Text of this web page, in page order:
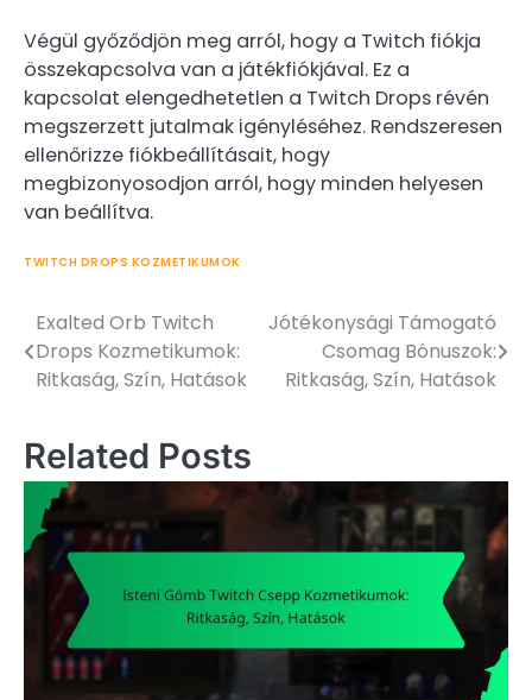
Végül győződjön meg arról, hogy a Twitch fiókja
összekapcsolva van a játékfiókjával. Ez a
kapcsolat elengedhetetlen a Twitch Drops révén
megszerzett jutalmak igényléséhez. Rendszeresen
ellenőrizze fiókbeállításait, hogy
megbizonyosodjon arról, hogy minden helyesen
van beállítva.
TWITCH DROPS KOZMETIKUMOK
Post
navigation
Exalted Orb Twitch
Drops Kozmetikumok:
Ritkaság, Szín, Hatások
Jótékonysági Támogató
Csomag Bónuszok:
Ritkaság, Szín, Hatások
Related Posts